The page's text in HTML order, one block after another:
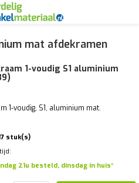
mat afdekramen
1-voudig S1 aluminium
1-voudig, S1, aluminium mat.
stuk(s)
21u besteld, dinsdag in huis*